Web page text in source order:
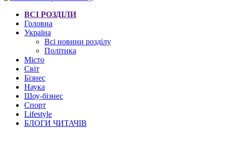
ВСІ РОЗДІЛИ
Головна
Україна
Всі новини розділу
Політика
Місто
Світ
Бізнес
Наука
Шоу-бізнес
Спорт
Lifestyle
БЛОГИ ЧИТАЧІВ